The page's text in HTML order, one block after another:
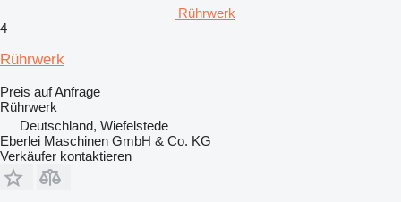
Rührwerk
4
Rührwerk
Preis auf Anfrage
Rührwerk
Deutschland, Wiefelstede
Eberlei Maschinen GmbH & Co. KG
Verkäufer kontaktieren